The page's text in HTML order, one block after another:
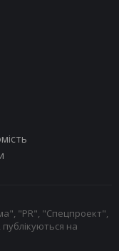
"PR", "Спецпроект",
на